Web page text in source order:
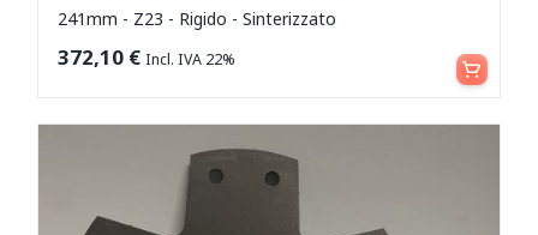
241mm - Z23 - Rigido - Sinterizzato
372,10 € Incl. IVA 22% Aggiungi al carrello